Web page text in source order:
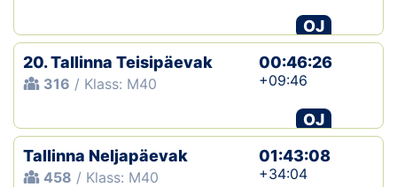
OJ
20. Tallinna Teisipäevak
316 / Klass: M40
00:46:26
+09:46
OJ
Tallinna Neljapäevak
458 / Klass: M40
01:43:08
+34:04